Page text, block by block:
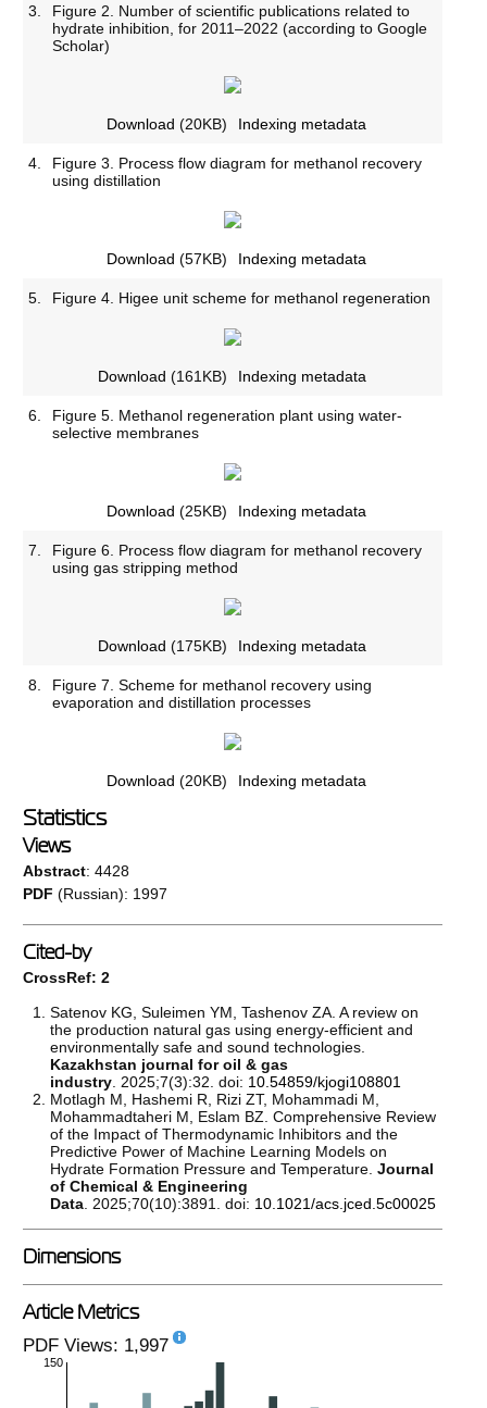
3.
Figure 2. Number of scientific publications related to
hydrate inhibition, for 2011–2022 (according to Google
Scholar)
Download (20KB) Indexing metadata
4.
Figure 3. Process flow diagram for methanol recovery
using distillation
Download (57KB) Indexing metadata
5. Figure 4. Higee unit scheme for methanol regeneration
Download (161KB) Indexing metadata
6.
Figure 5. Methanol regeneration plant using water-
selective membranes
Download (25KB) Indexing metadata
7.
Figure 6. Process flow diagram for methanol recovery
using gas stripping method
Download (175KB) Indexing metadata
8.
Figure 7. Scheme for methanol recovery using
evaporation and distillation processes
Download (20KB) Indexing metadata
Statistics
Views
Abstract: 4428
PDF (Russian): 1997
Cited-by
CrossRef: 2
Satenov KG, Suleimen YM, Tashenov ZA. A review on
the production natural gas using energy-efficient and
environmentally safe and sound technologies.
Kazakhstan journal for oil & gas
industry . 2025;7(3):32. doi: 10.54859/kjogi108801
Motlagh M, Hashemi R, Rizi ZT, Mohammadi M,
Mohammadtaheri M, Eslam BZ. Comprehensive Review
of the Impact of Thermodynamic Inhibitors and the
Predictive Power of Machine Learning Models on
Hydrate Formation Pressure and Temperature.Journal
of Chemical & Engineering
Data . 2025;70(10):3891. doi: 10.1021/acs.jced.5c00025
Dimensions
Article Metrics
PDF Views: 1,997
150